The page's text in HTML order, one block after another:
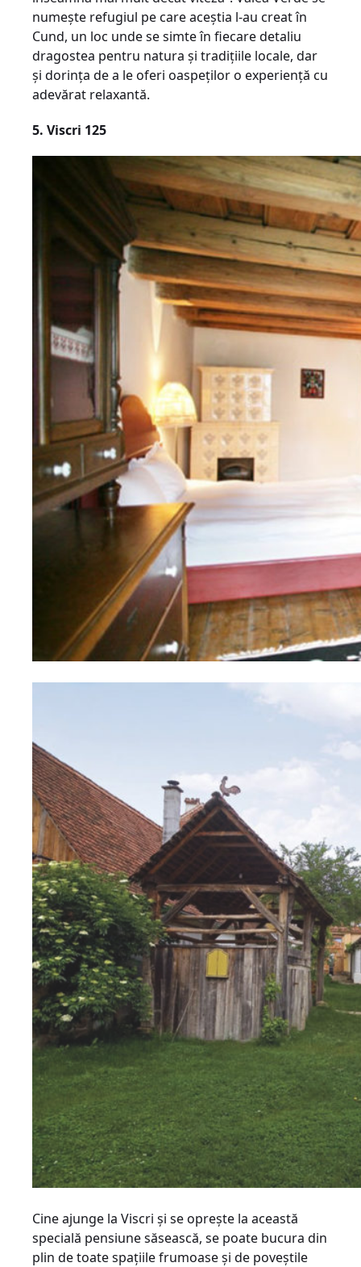
numește refugiul pe care aceștia l-au creat în
Cund, un loc unde se simte în fiecare detaliu
dragostea pentru natura și tradițiile locale, dar
și dorința de a le oferi oaspeților o experiență cu
adevărat relaxantă.
5. Viscri 125
Cine ajunge la Viscri și se oprește la această
specială pensiune săsească, se poate bucura din
plin de toate spațiile frumoase și de poveștile